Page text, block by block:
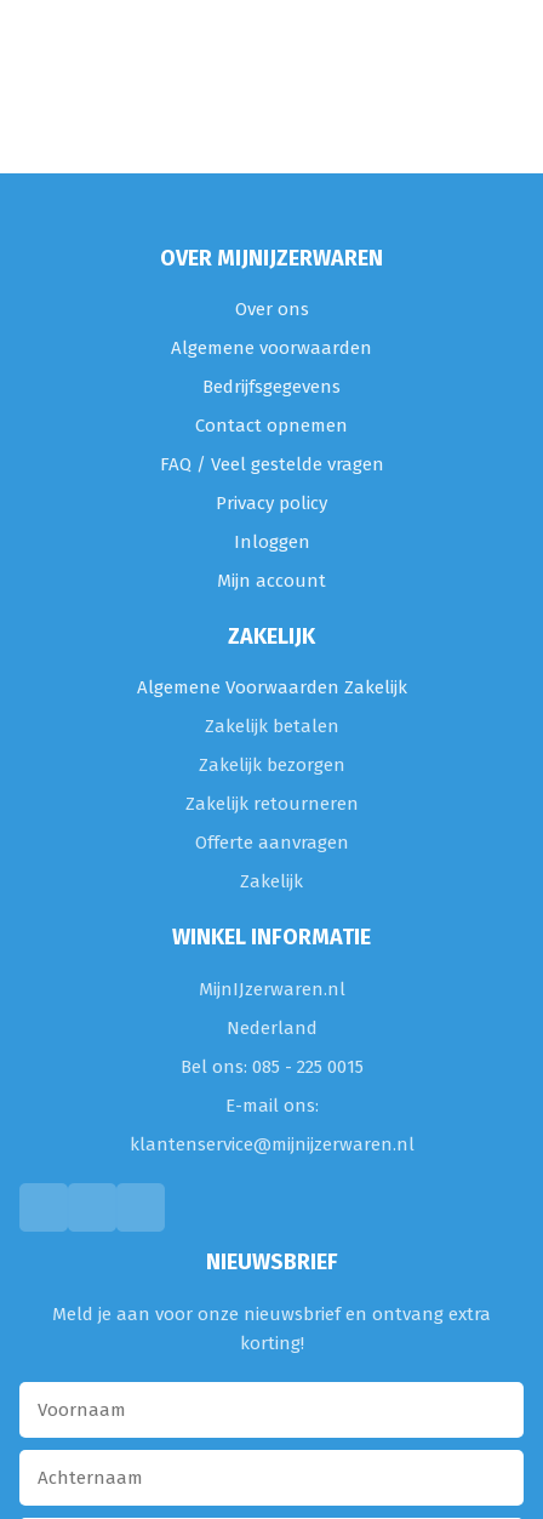
OVER MIJNIJZERWAREN
Over ons
Algemene voorwaarden
Bedrijfsgegevens
Contact opnemen
FAQ / Veel gestelde vragen
Privacy policy
Inloggen
Mijn account
ZAKELIJK
Algemene Voorwaarden Zakelijk
Zakelijk betalen
Zakelijk bezorgen
Zakelijk retourneren
Offerte aanvragen
Zakelijk
WINKEL INFORMATIE
MijnIJzerwaren.nl
Nederland
Bel ons: 085 - 225 0015
E-mail ons:
klantenservice@mijnijzerwaren.nl
NIEUWSBRIEF
Meld je aan voor onze nieuwsbrief en ontvang extra
korting!